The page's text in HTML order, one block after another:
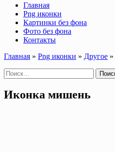
Главная
Png иконки
Картинки без фона
Фото без фона
Контакты
Главная » Png иконки » Другое »
Найти:
Иконка мишень